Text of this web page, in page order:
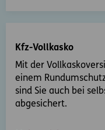
Kfz-Vollkasko
Mit der
einem
sind Sie auch bei
abgesichert.